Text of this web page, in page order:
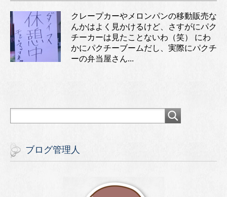
クレープカーやメロンパンの移動販売な
んかはよく見かけるけど、さすがにパク
チーカーは見たことないわ（笑） にわ
かにパクチーブームだし、実際にパクチ
ーの弁当屋さん...
ブログ管理人